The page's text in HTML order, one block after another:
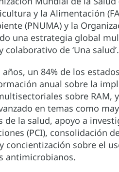
y la Alimentación
(PNUMA) y la
una estrategia global
de ‘Una salud’.
un 84% de los
anual sobre la
sobre
en temas como
de la salud, apoyo a
(PCI), consolidación
concientización sobre el
antimicrobianos.